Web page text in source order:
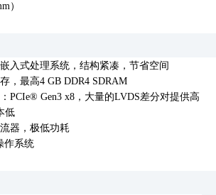
）
入式处理系统，结构紧凑，节省空间
，最高4 GB DDR4 SDRAM
PCIe® Gen3 x8，大量的LVDS差分对提供高
低
器，极低功耗
作系统